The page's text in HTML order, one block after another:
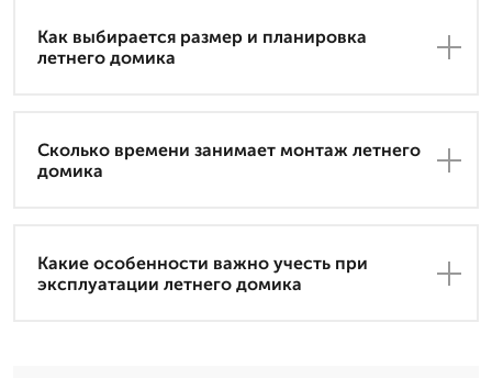
Как выбирается размер и планировка
летнего домика
Сколько времени занимает монтаж летнего
домика
Какие особенности важно учесть при
эксплуатации летнего домика